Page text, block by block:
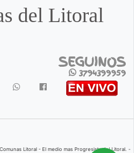
del Litoral
SEGUINOS
3794399959
Comunas Litoral - El medio mas Progresista del Litoral. -